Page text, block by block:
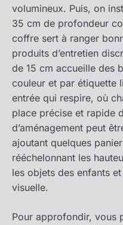
volumineux. Puis, on
35 cm de profondeur
coffre sert à ranger
produits d’entretien
de 15 cm accueille des
couleur et par étiquette
entrée qui respire, où
place précise et rapide
d’aménagement peut
ajoutant quelques
rééchelonnant les
les objets des enfants
visuelle.
Pour approfondir, vous